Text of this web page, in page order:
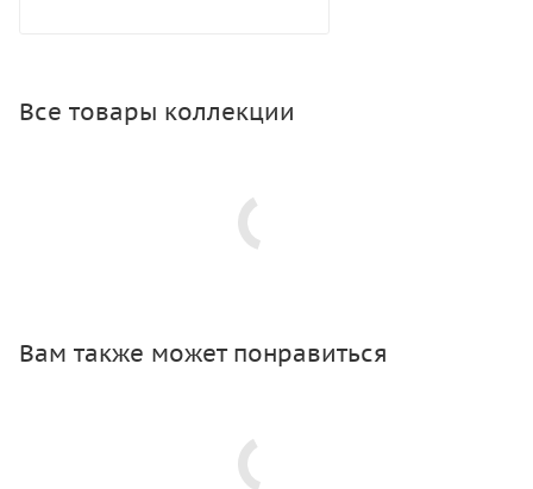
Все товары коллекции
Вам также может понравиться